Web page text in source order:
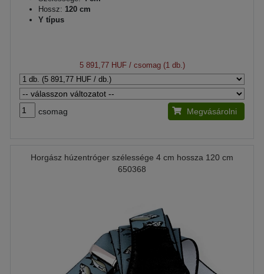
Hossz: 120 cm
Y típus
5 891,77 HUF/ csomag (1 db.)
csomag Megvásárolni
Horgász húzentróger szélessége 4 cm hossza 120 cm
650368